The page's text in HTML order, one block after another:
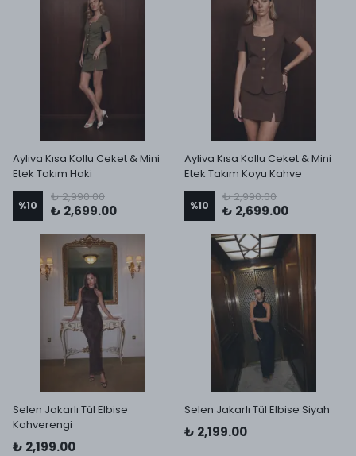
Ayliva Kısa Kollu Ceket & Mini
Etek Takım Haki
%10
₺ 2,990.00
₺ 2,699.00
Ayliva Kısa Kollu Ceket & Mini
Etek Takım Koyu Kahve
%10
₺ 2,990.00
₺ 2,699.00
Selen Jakarlı Tül Elbise
Kahverengi
₺ 2,199.00
Selen Jakarlı Tül Elbise Siyah
₺ 2,199.00